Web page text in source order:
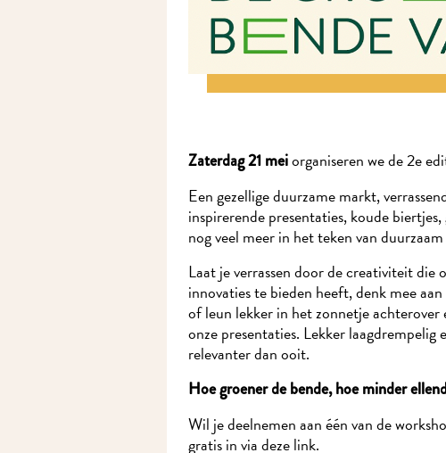
Zaterdag 21 meiorganiseren we de 2e
Een gezellige duurzame markt,
inspirerende presentaties, koude
nog veel meer in het teken van
Laat je verrassen door de creativiteit die
innovaties te bieden heeft, denk mee
of leun lekker in het zonnetje achterover
onze presentaties. Lekker laagdrempelig
relevanter dan ooit.
Hoe groener de bende, hoe minder
Wil je deelnemen aan één van de
gratis in viadeze link.